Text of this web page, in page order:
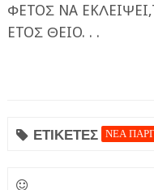
ΦETOΣ NA
ETOΣ ΘEIO. . .
ΕΤΙΚΕΤΕΣ ΝΕΑ